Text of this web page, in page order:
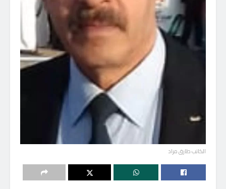
الكاتب طارق مراد